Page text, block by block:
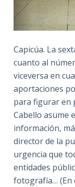
Capicúa. La
cuanto al
viceversa en
aportaciones
para figurar en
Cabello asume
información,
director de la
urgencia que
entidades
fotografía… (En